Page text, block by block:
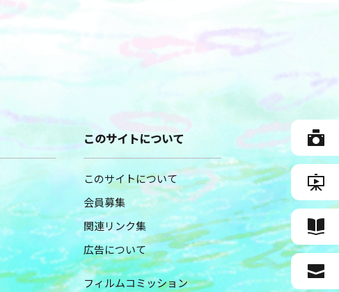
このサイトについて
このサイトについて
会員募集
関連リンク集
広告について
フィルムコミッション